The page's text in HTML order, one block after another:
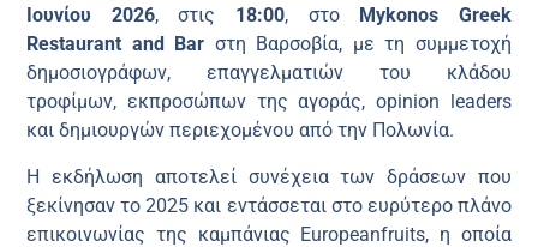
Ιουνίου 2026, στις 18:00, στο Mykonos Greek
Restaurant and Bar στη Βαρσοβία, με τη συμμετοχή
δημοσιογράφων, επαγγελματιών του κλάδου
τροφίμων, εκπροσώπων της αγοράς, opinion leaders
και δημιουργών περιεχομένου από την Πολωνία.
Η εκδήλωση αποτελεί συνέχεια των δράσεων που
ξεκίνησαν το 2025 και εντάσσεται στο ευρύτερο πλάνο
επικοινωνίας της καμπάνιας Europeanfruits, η οποία